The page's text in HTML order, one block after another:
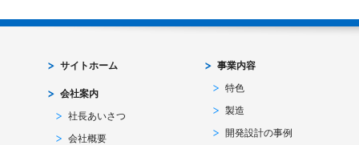
サイトホーム
会社案内
社長あいさつ
会社概要
事業内容
特色
製造
開発設計の事例